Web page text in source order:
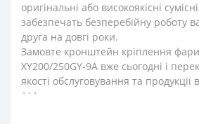
оригінальні або високоякісні
забезпечать безперебійну роботу
друга на довгі роки.
Замовте кронштейн кріплення
XY200/250GY-9A вже сьогодні і
якості обслуговування та продукції
```